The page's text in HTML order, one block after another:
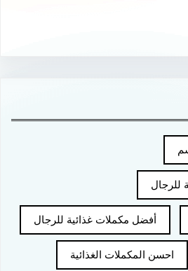
للرجال
أفضل مكملات غذائية للرجال
احسن المكملات الغذائية